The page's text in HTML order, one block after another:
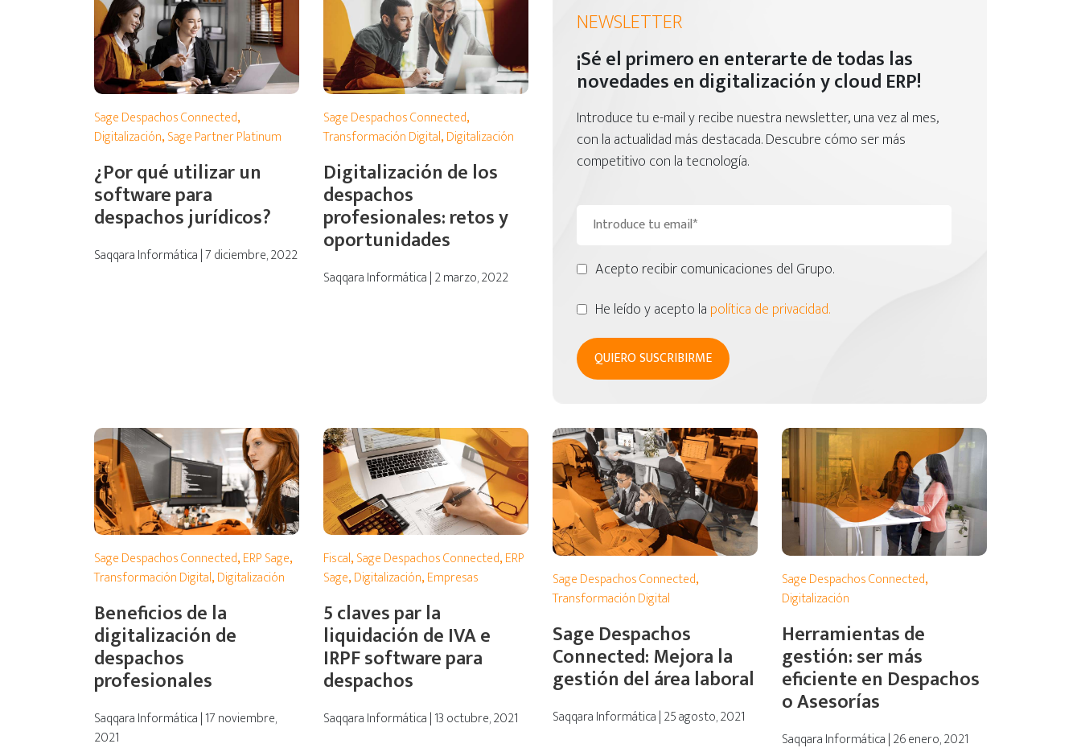
Sage Despachos Connected,
Digitalización,Sage Partner Platinum
¿Por qué utilizar un
software para
despachos jurídicos?
Saqqara Informática | 7 diciembre, 2022
Sage Despachos Connected,
Transformación Digital,Digitalización
Digitalización de los
despachos
profesionales: retos y
oportunidades
Saqqara Informática | 2 marzo, 2022
NEWSLETTER
¡Sé el primero en enterarte de todas las
novedades en digitalización y cloud ERP!
Introduce tu e-mail y recibe nuestra newsletter, una vez al mes,
con la actualidad más destacada. Descubre cómo ser más
competitivo con la tecnología.
Acepto recibir comunicaciones del Grupo.
He leído y acepto la política de privacidad.
Sage Despachos Connected,ERP Sage,
Transformación Digital,Digitalización
Beneficios de la
digitalización de
despachos
profesionales
Saqqara Informática | 17 noviembre,
2021
Fiscal,Sage Despachos Connected,ERP
Sage,Digitalización,Empresas
5 claves par la
liquidación de IVA e
IRPF software para
despachos
Saqqara Informática | 13 octubre, 2021
Sage Despachos Connected,
Transformación Digital
Sage Despachos
Connected: Mejora la
gestión del área laboral
Saqqara Informática | 25 agosto, 2021
Sage Despachos Connected,
Digitalización
Herramientas de
gestión: ser más
eficiente en Despachos
o Asesorías
Saqqara Informática | 26 enero, 2021